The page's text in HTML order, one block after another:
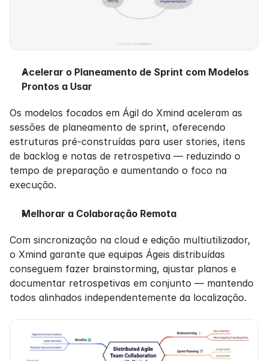
Acelerar o Planeamento de Sprint com Modelos
Prontos a Usar
Os modelos focados em Ágil do Xmind aceleram as
sessões de planeamento de sprint, oferecendo
estruturas pré-construídas para user stories, itens
de backlog e notas de retrospetiva — reduzindo o
tempo de preparação e aumentando o foco na
execução.
Melhorar a Colaboração Remota
Com sincronização na cloud e edição multiutilizador,
o Xmind garante que equipas Ágeis distribuídas
conseguem fazer brainstorming, ajustar planos e
documentar retrospetivas em conjunto — mantendo
todos alinhados independentemente da localização.